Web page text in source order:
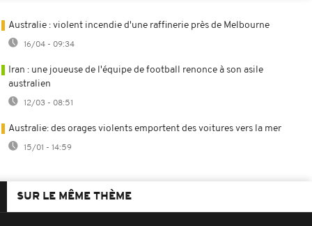
Australie : violent incendie d'une raffinerie près de Melbourne
16/04 - 09:34
Iran : une joueuse de l'équipe de football renonce à son asile
australien
12/03 - 08:51
Australie: des orages violents emportent des voitures vers la mer
15/01 - 14:59
SUR LE MÊME THÈME